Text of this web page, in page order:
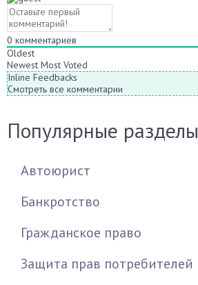
0 комментариев
Oldest
Newest Most Voted
Inline Feedbacks
Смотреть все комментарии
Популярные разделы
Автоюрист
Банкротство
Гражданское право
Защита прав потребителей